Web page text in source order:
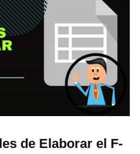
de Elaborar el F-